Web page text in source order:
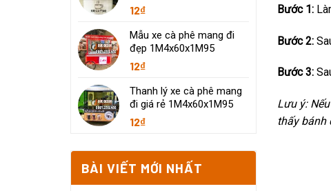
12₫
Mẫu xe cà phê mang đi
đẹp 1M4x60x1M95
12₫
Thanh lý xe cà phê mang
đi giá rẻ 1M4x60x1M95
12₫
BÀI VIẾT MỚI NHẤT
Bước 1:
Bước 2:
Bước 3:
Lưu ý:
thấy bánh